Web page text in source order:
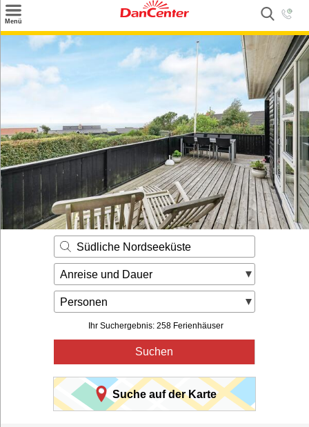
Menü
Suchen
Urlaubsziele
Angebote
Inspiration
Kontakt
Gut zu wissen
Login
Südliche Nordseeküste
Anreise und Dauer
Personen
Ihr Suchergebnis: 258 Ferienhäuser
Suchen
Suche auf der Karte